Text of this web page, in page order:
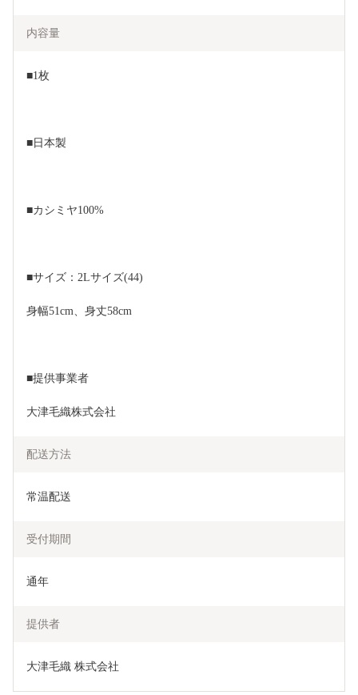
内容量
■1枚
■日本製
■カシミヤ100%
■サイズ：2Lサイズ(44)
身幅51cm、身丈58cm
■提供事業者
大津毛織株式会社
配送方法
常温配送
受付期間
通年
提供者
大津毛織 株式会社